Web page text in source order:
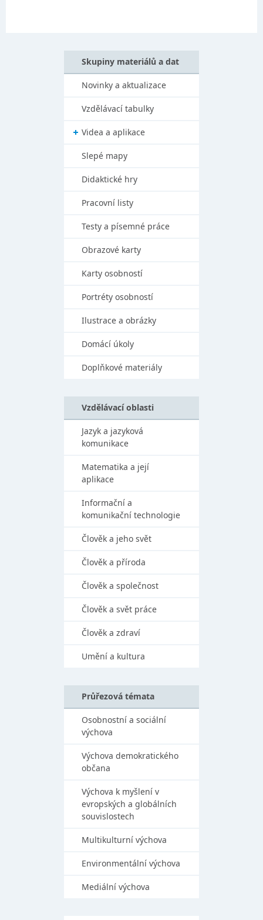
Skupiny materiálů a dat
Novinky a aktualizace
Vzdělávací tabulky
Videa a aplikace
Slepé mapy
Didaktické hry
Pracovní listy
Testy a písemné práce
Obrazové karty
Karty osobností
Portréty osobností
Ilustrace a obrázky
Domácí úkoly
Doplňkové materiály
Vzdělávací oblasti
Jazyk a jazyková
komunikace
Matematika a její
aplikace
Informační a
komunikační technologie
Člověk a jeho svět
Člověk a příroda
Člověk a společnost
Člověk a svět práce
Člověk a zdraví
Umění a kultura
Průřezová témata
Osobnostní a sociální
výchova
Výchova demokratického
občana
Výchova k myšlení v
evropských a globálních
souvislostech
Multikulturní výchova
Environmentální výchova
Mediální výchova